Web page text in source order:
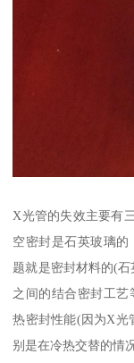
X光管的失效主要有
空密封是石英玻璃
题就是密封材料的(
之间的结合密封工
热密封性能(因为X光
别是在冷热交替的情